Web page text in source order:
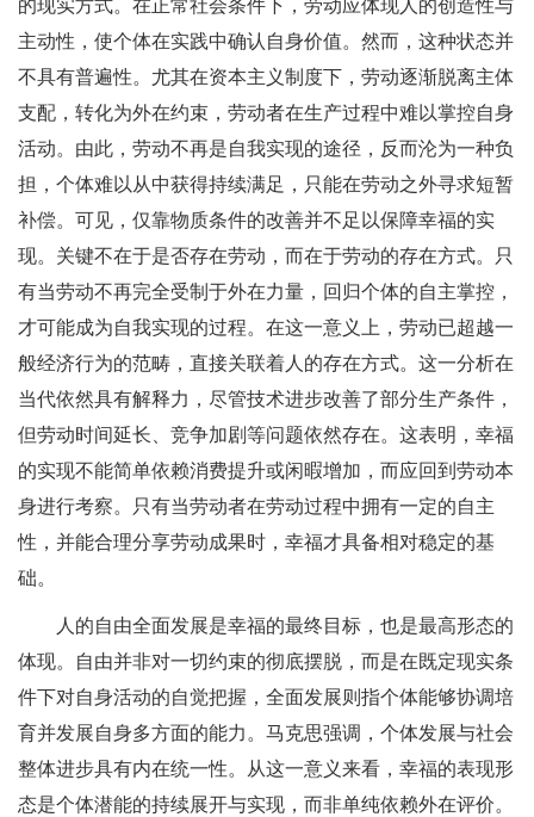
的现实方式。在正常社会条件下，劳动应体现人的创造性与
主动性，使个体在实践中确认自身价值。然而，这种状态并
不具有普遍性。尤其在资本主义制度下，劳动逐渐脱离主体
支配，转化为外在约束，劳动者在生产过程中难以掌控自身
活动。由此，劳动不再是自我实现的途径，反而沦为一种负
担，个体难以从中获得持续满足，只能在劳动之外寻求短暂
补偿。可见，仅靠物质条件的改善并不足以保障幸福的实
现。关键不在于是否存在劳动，而在于劳动的存在方式。只
有当劳动不再完全受制于外在力量，回归个体的自主掌控，
才可能成为自我实现的过程。在这一意义上，劳动已超越一
般经济行为的范畴，直接关联着人的存在方式。这一分析在
当代依然具有解释力，尽管技术进步改善了部分生产条件，
但劳动时间延长、竞争加剧等问题依然存在。这表明，幸福
的实现不能简单依赖消费提升或闲暇增加，而应回到劳动本
身进行考察。只有当劳动者在劳动过程中拥有一定的自主
性，并能合理分享劳动成果时，幸福才具备相对稳定的基
础。
人的自由全面发展是幸福的最终目标，也是最高形态的
体现。自由并非对一切约束的彻底摆脱，而是在既定现实条
件下对自身活动的自觉把握，全面发展则指个体能够协调培
育并发展自身多方面的能力。马克思强调，个体发展与社会
整体进步具有内在统一性。从这一意义来看，幸福的表现形
态是个体潜能的持续展开与实现，而非单纯依赖外在评价。